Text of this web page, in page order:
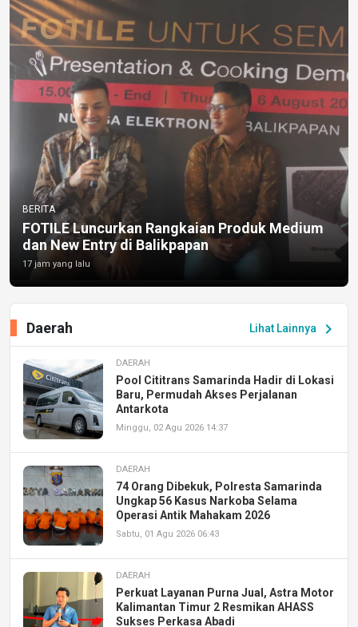
BERITA
FOTILE Luncurkan Rangkaian Produk Medium
dan New Entry di Balikpapan
17 jam yang lalu
Lihat Lainnya chevron_right
Daerah
DAERAH
Pool Cititrans Samarinda Hadir di Lokasi
Baru, Permudah Akses Perjalanan
Antarkota
Minggu, 02 Agu 2026 14:37
DAERAH
74 Orang Dibekuk, Polresta Samarinda
Ungkap 56 Kasus Narkoba Selama
Operasi Antik Mahakam 2026
Sabtu, 01 Agu 2026 06:43
DAERAH
Perkuat Layanan Purna Jual, Astra Motor
Kalimantan Timur 2 Resmikan AHASS
Sukses Perkasa Abadi